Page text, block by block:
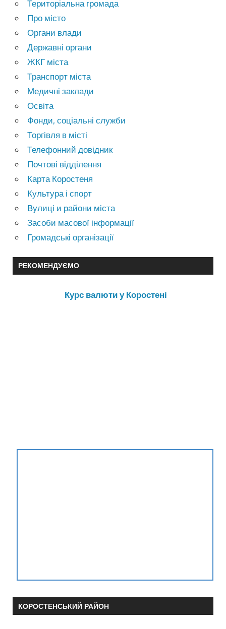
Територіальна громада
Про місто
Органи влади
Державні органи
ЖКГ міста
Транспорт міста
Медичні заклади
Освіта
Фонди, соціальні служби
Торгівля в місті
Телефонний довідник
Почтові відділення
Карта Коростеня
Культура і спорт
Вулиці и райони міста
Засоби масової інформації
Громадські організації
РЕКОМЕНДУЄМО
Курс валюти у Коростені
КОРОСТЕНСЬКИЙ РАЙОН